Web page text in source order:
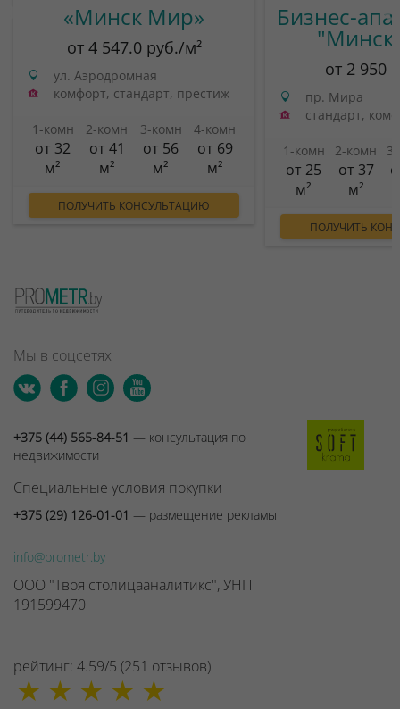
«Минск Мир»
от 4 547.0 руб./м²
ул. Аэродромная
комфорт, стандарт, престиж
1-комн
от 32
м²
2-комн
от 41
м²
3-комн
от 56
м²
4-комн
от 69
м²
ПОЛУЧИТЬ КОНСУЛЬТАЦИЮ
Бизнес-
от 2 950
пр. Мира
стандарт,
1-комн
от 25
м²
2-комн
от 37
м²
ПОЛУЧИТЬ
Мы в соцсетях
+375 (44) 565-84-51 — консультация по
недвижимости
Специальные условия покупки
+375 (29) 126-01-01 — размещение рекламы
info@prometr.by
ООО "Твоя столицааналитикс", УНП
191599470
рейтинг: 4.59/5 (251 отзывов)